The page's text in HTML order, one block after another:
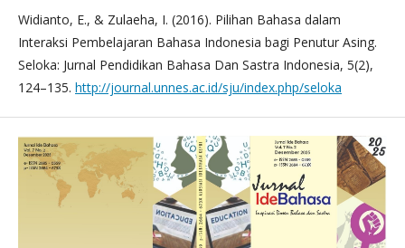
Widianto, E., & Zulaeha, I. (2016). Pilihan Bahasa dalam
Interaksi Pembelajaran Bahasa Indonesia bagi Penutur Asing.
Seloka: Jurnal Pendidikan Bahasa Dan Sastra Indonesia, 5(2),
124–135. http://journal.unnes.ac.id/sju/index.php/seloka